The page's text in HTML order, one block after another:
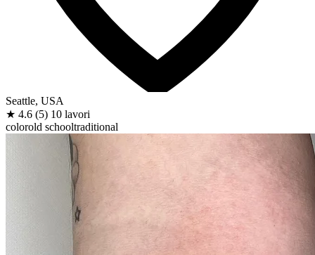
Seattle, USA
★ 4.6 (5) 10 lavori
colorold schooltraditional